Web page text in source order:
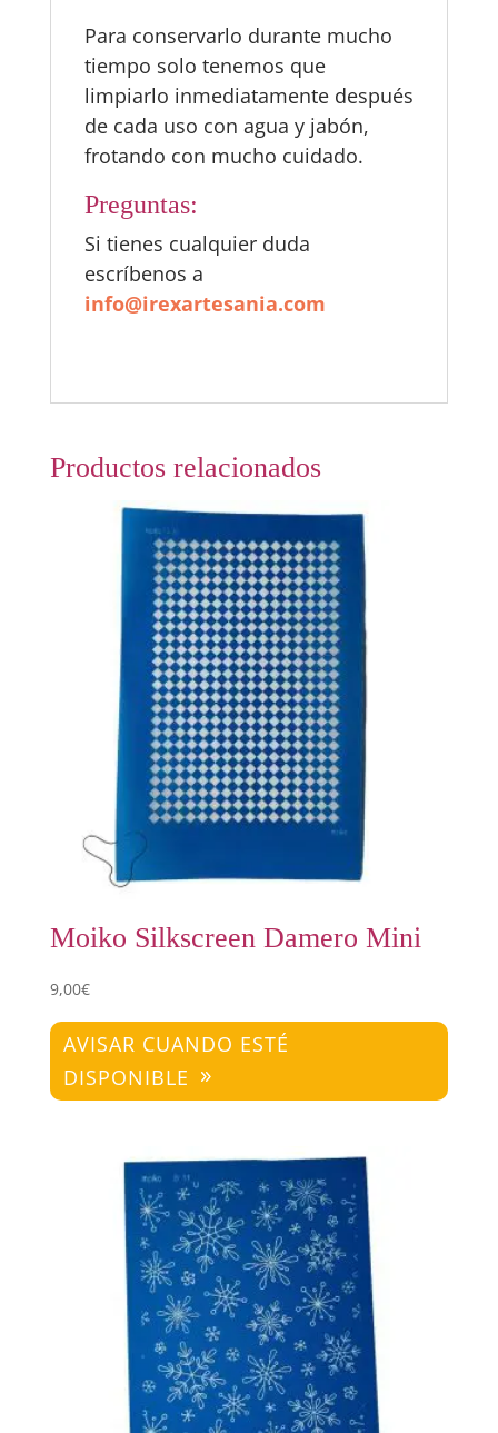
Para conservarlo durante mucho
tiempo solo tenemos que
limpiarlo inmediatamente después
de cada uso con agua y jabón,
frotando con mucho cuidado.
Preguntas:
Si tienes cualquier duda
escríbenos a
info@irexartesania.com
Productos relacionados
Moiko Silkscreen Damero Mini
9,00€
AVISAR CUANDO ESTÉ
DISPONIBLE